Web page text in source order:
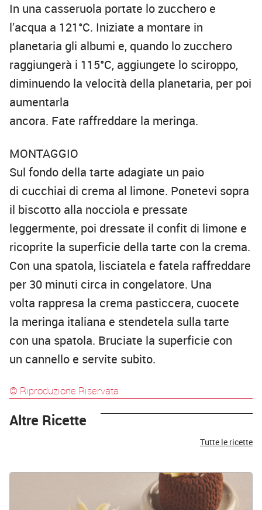
In una casseruola portate lo zucchero e
l’acqua a 121°C. Iniziate a montare in
planetaria gli albumi e, quando lo zucchero
raggiungerà i 115°C, aggiungete lo sciroppo,
diminuendo la velocità della planetaria, per poi
aumentarla
ancora. Fate raffreddare la meringa.
MONTAGGIO
Sul fondo della tarte adagiate un paio
di cucchiai di crema al limone. Ponetevi sopra
il biscotto alla nocciola e pressate
leggermente, poi dressate il confit di limone e
ricoprite la superficie della tarte con la crema.
Con una spatola, lisciatela e fatela raffreddare
per 30 minuti circa in congelatore. Una
volta rappresa la crema pasticcera, cuocete
la meringa italiana e stendetela sulla tarte
con una spatola. Bruciate la superficie con
un cannello e servite subito.
© Riproduzione Riservata
Altre Ricette
Tutte le ricette